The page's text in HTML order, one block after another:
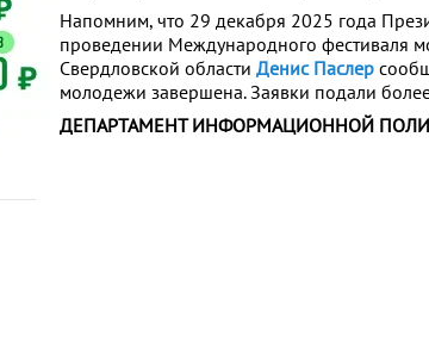
Напомним, что 29 декабря 2025 года
проведении Международного фестиваля
Свердловской области Денис Паслер
молодежи завершена. Заявки подали
ДЕПАРТАМЕНТ ИНФОРМАЦИОННОЙ